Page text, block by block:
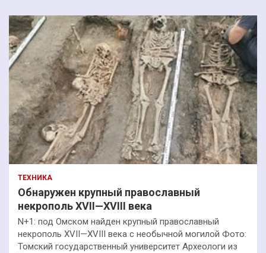
ТЕХНИКА
Обнаружен крупный православный
некрополь XVII—XVIII века
N+1: под Омском найден крупный православный
некрополь XVII—XVIII века с необычной могилой Фото:
Томский государственный университет Археологи из